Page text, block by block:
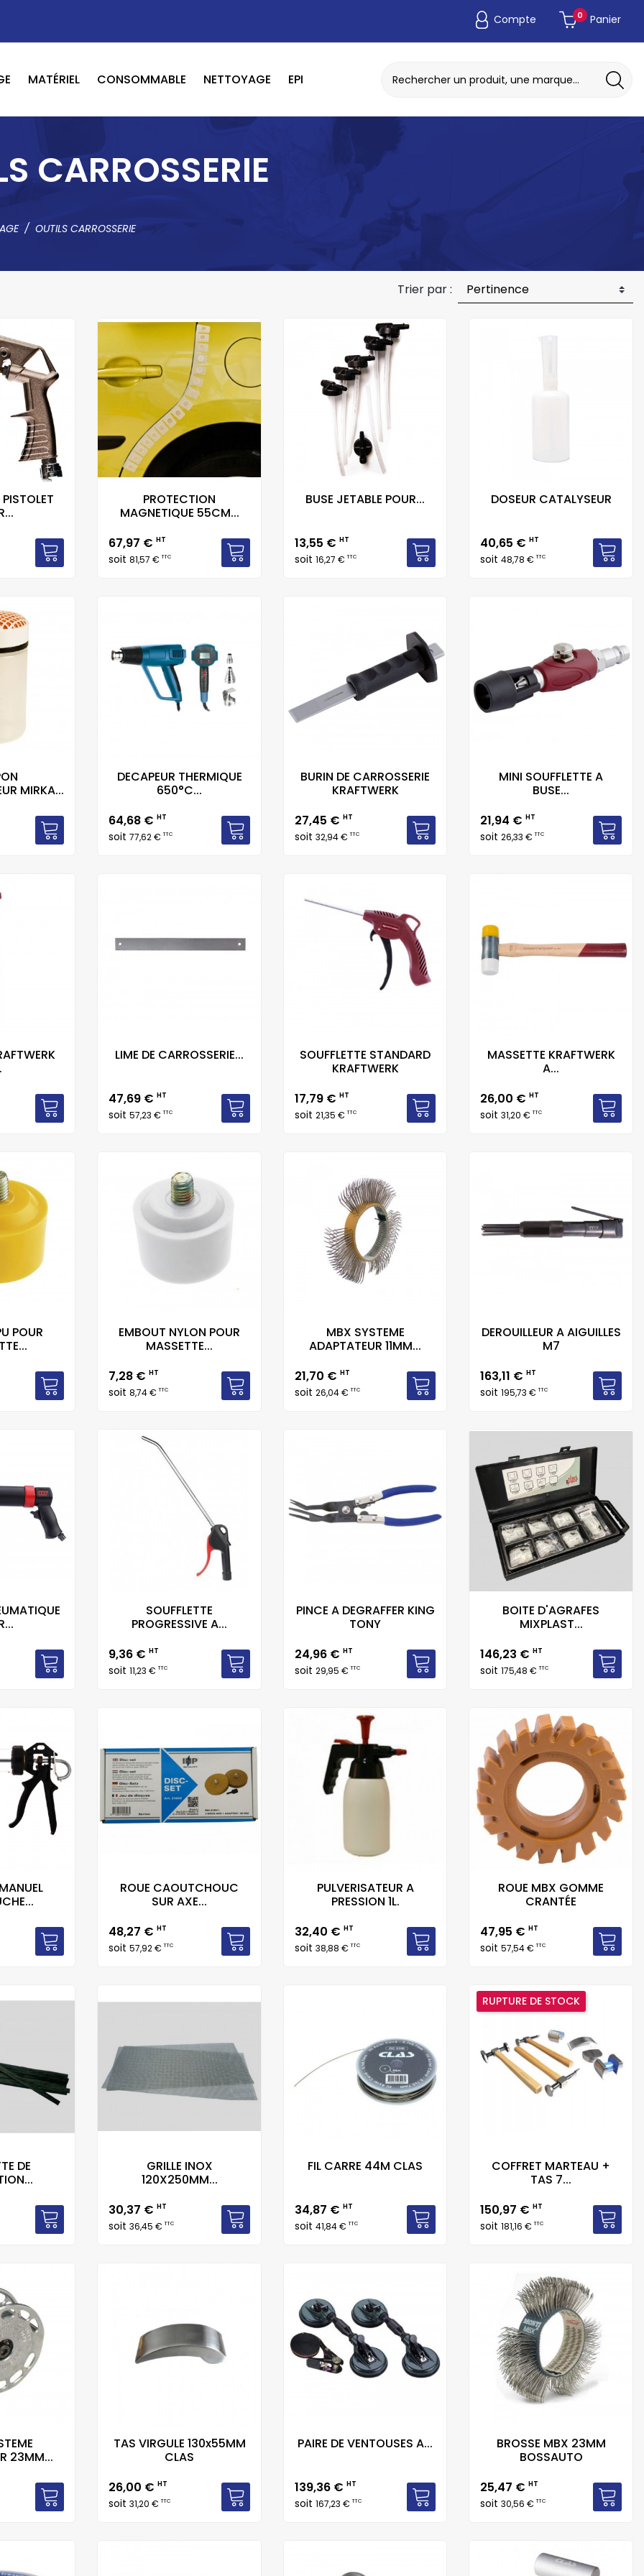
Compte 0 Panier
MATÉRIEL CONSOMMABLE NETTOYAGE EPI
CARROSSERIE
OUTILS CARROSSERIE
Trier par :
PROTECTION
MAGNETIQUE 55CM...
Prix
67,97 €HT
soit81,57 €TTC
BUSE JETABLE POUR...
Prix
13,55 € HT
soit 16,27 €TTC
DOSEUR CATALYSEUR
Prix
40,65 €HT
soit48,78 €TTC
MIRKA...
DECAPEUR THERMIQUE
650°C...
Prix
64,68 €HT
soit77,62 €TTC
BURIN DE CARROSSERIE
KRAFTWERK
Prix
27,45 € HT
soit 32,94 €TTC
MINI SOUFFLETTE A
BUSE...
Prix
21,94 €HT
soit26,33 €TTC
LIME DE CARROSSERIE...
Prix
47,69 €HT
soit57,23 €TTC
SOUFFLETTE STANDARD
KRAFTWERK
Prix
17,79 € HT
soit 21,35 €TTC
MASSETTE KRAFTWERK
A...
Prix
26,00 €HT
soit31,20 €TTC
POUR
EMBOUT NYLON POUR
MASSETTE...
Prix
7,28 €HT
soit8,74 €TTC
MBX SYSTEME
ADAPTATEUR 11MM...
Prix
21,70 € HT
soit 26,04 €TTC
DEROUILLEUR A AIGUILLES
M7
Prix
163,11 €HT
soit195,73 €TTC
SOUFFLETTE
PROGRESSIVE A...
Prix
9,36 €HT
soit11,23 €TTC
PINCE A DEGRAFFER KING
TONY
Prix
24,96 € HT
soit 29,95 €TTC
BOITE D'AGRAFES
MIXPLAST...
Prix
146,23 €HT
soit175,48 €TTC
ROUE CAOUTCHOUC
SUR AXE...
Prix
48,27 €HT
soit57,92 €TTC
PULVERISATEUR A
PRESSION 1L.
Prix
32,40 € HT
soit 38,88 €TTC
ROUE MBX GOMME
CRANTÉE
Prix
47,95 €HT
soit57,54 €TTC
DE
GRILLE INOX
120X250MM...
Prix
30,37 €HT
soit36,45 €TTC
FIL CARRE 44M CLAS
Prix
34,87 € HT
soit 41,84 €TTC
COFFRET MARTEAU +
TAS 7...
Prix
150,97 €HT
soit181,16 €TTC
RUPTURE DE STOCK
23MM...
TAS VIRGULE 130x55MM
CLAS
Prix
26,00 €HT
soit31,20 €TTC
PAIRE DE VENTOUSES A...
Prix
139,36 € HT
soit 167,23 €TTC
BROSSE MBX 23MM
BOSSAUTO
Prix
25,47 €HT
soit30,56 €TTC